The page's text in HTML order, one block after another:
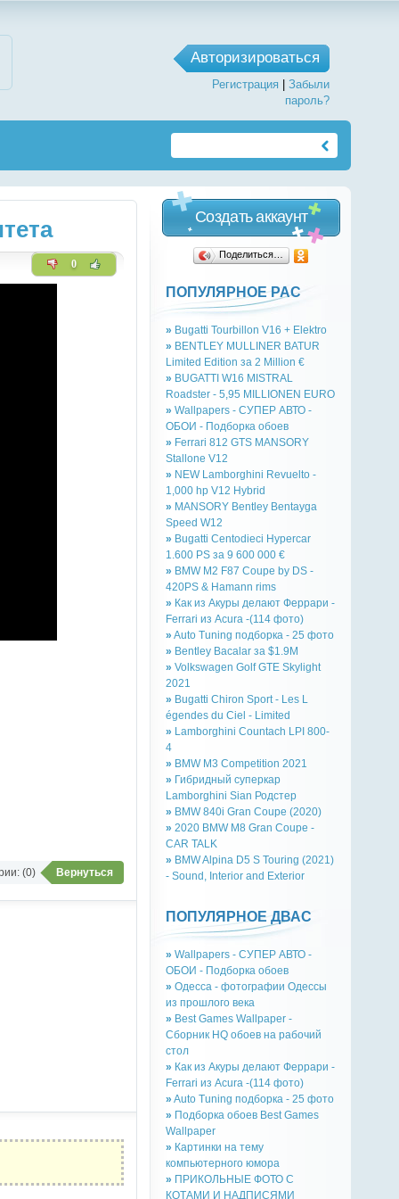
Авторизироваться
Регистрация |Забыли
пароль?
0
Вернуться
(0)
Создать аккаунт
Поделиться…
ПОПУЛЯРНОЕ РАС
» Bugatti Tourbillon V16 + Elektro
» BENTLEY MULLINER BATUR
Limited Edition за 2 Million €
» BUGATTI W16 MISTRAL
Roadster - 5,95 MILLIONEN EURO
» Wallpapers - СУПЕР АВТО -
ОБОИ - Подборка обоев
» Ferrari 812 GTS MANSORY
Stallone V12
» NEW Lamborghini Revuelto -
1,000 hp V12 Hybrid
» MANSORY Bentley Bentayga
Speed W12
» Bugatti Centodieci Hypercar
1.600 PS за 9 600 000 €
» BMW M2 F87 Coupe by DS -
420PS & Hamann rims
» Как из Акуры делают Феррари -
Ferrari из Acura -(114 фото)
» Auto Tuning подборка - 25 фото
» Bentley Bacalar за $1.9M
» Volkswagen Golf GTE Skylight
2021
» Bugatti Chiron Sport - Les L
égendes du Ciel - Limited
» Lamborghini Countach LPI 800-
4
» BMW M3 Competition 2021
» Гибридный суперкар
Lamborghini Sian Родстер
» BMW 840i Gran Coupe (2020)
» 2020 BMW M8 Gran Coupe -
CAR TALK
» BMW Alpina D5 S Touring (2021)
- Sound, Interior and Exterior
ПОПУЛЯРНОЕ ДВАС
» Wallpapers - СУПЕР АВТО -
ОБОИ - Подборка обоев
» Одесса - фотографии Одессы
из прошлого века
» Best Games Wallpaper -
Сборник HQ обоев на рабочий
стол
» Как из Акуры делают Феррари -
Ferrari из Acura -(114 фото)
» Auto Tuning подборка - 25 фото
» Подборка обоев Best Games
Wallpaper
» Картинки на тему
компьютерного юмора
» ПРИКОЛЬНЫЕ ФОТО С
КОТАМИ И НАДПИСЯМИ